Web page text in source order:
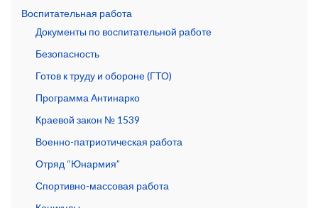
Воспитательная работа
Документы по воспитательной работе
Безопасность
Готов к труду и обороне (ГТО)
Программа Антинарко
Краевой закон № 1539
Военно-патриотическая работа
Отряд “Юнармия”
Спортивно-массовая работа